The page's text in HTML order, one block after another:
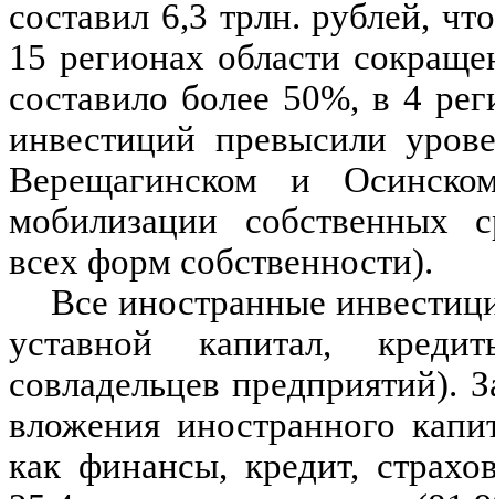
составил 6,3 трлн. рублей,
15 регионах области
составило более 50%, в 4
инвестиций превысили
Верещагинском и
мобилизации собственных
всех форм собственности).
Все иностранные
уставной капитал,
совладельцев предприятий).
вложения иностранного
как финансы, кредит,